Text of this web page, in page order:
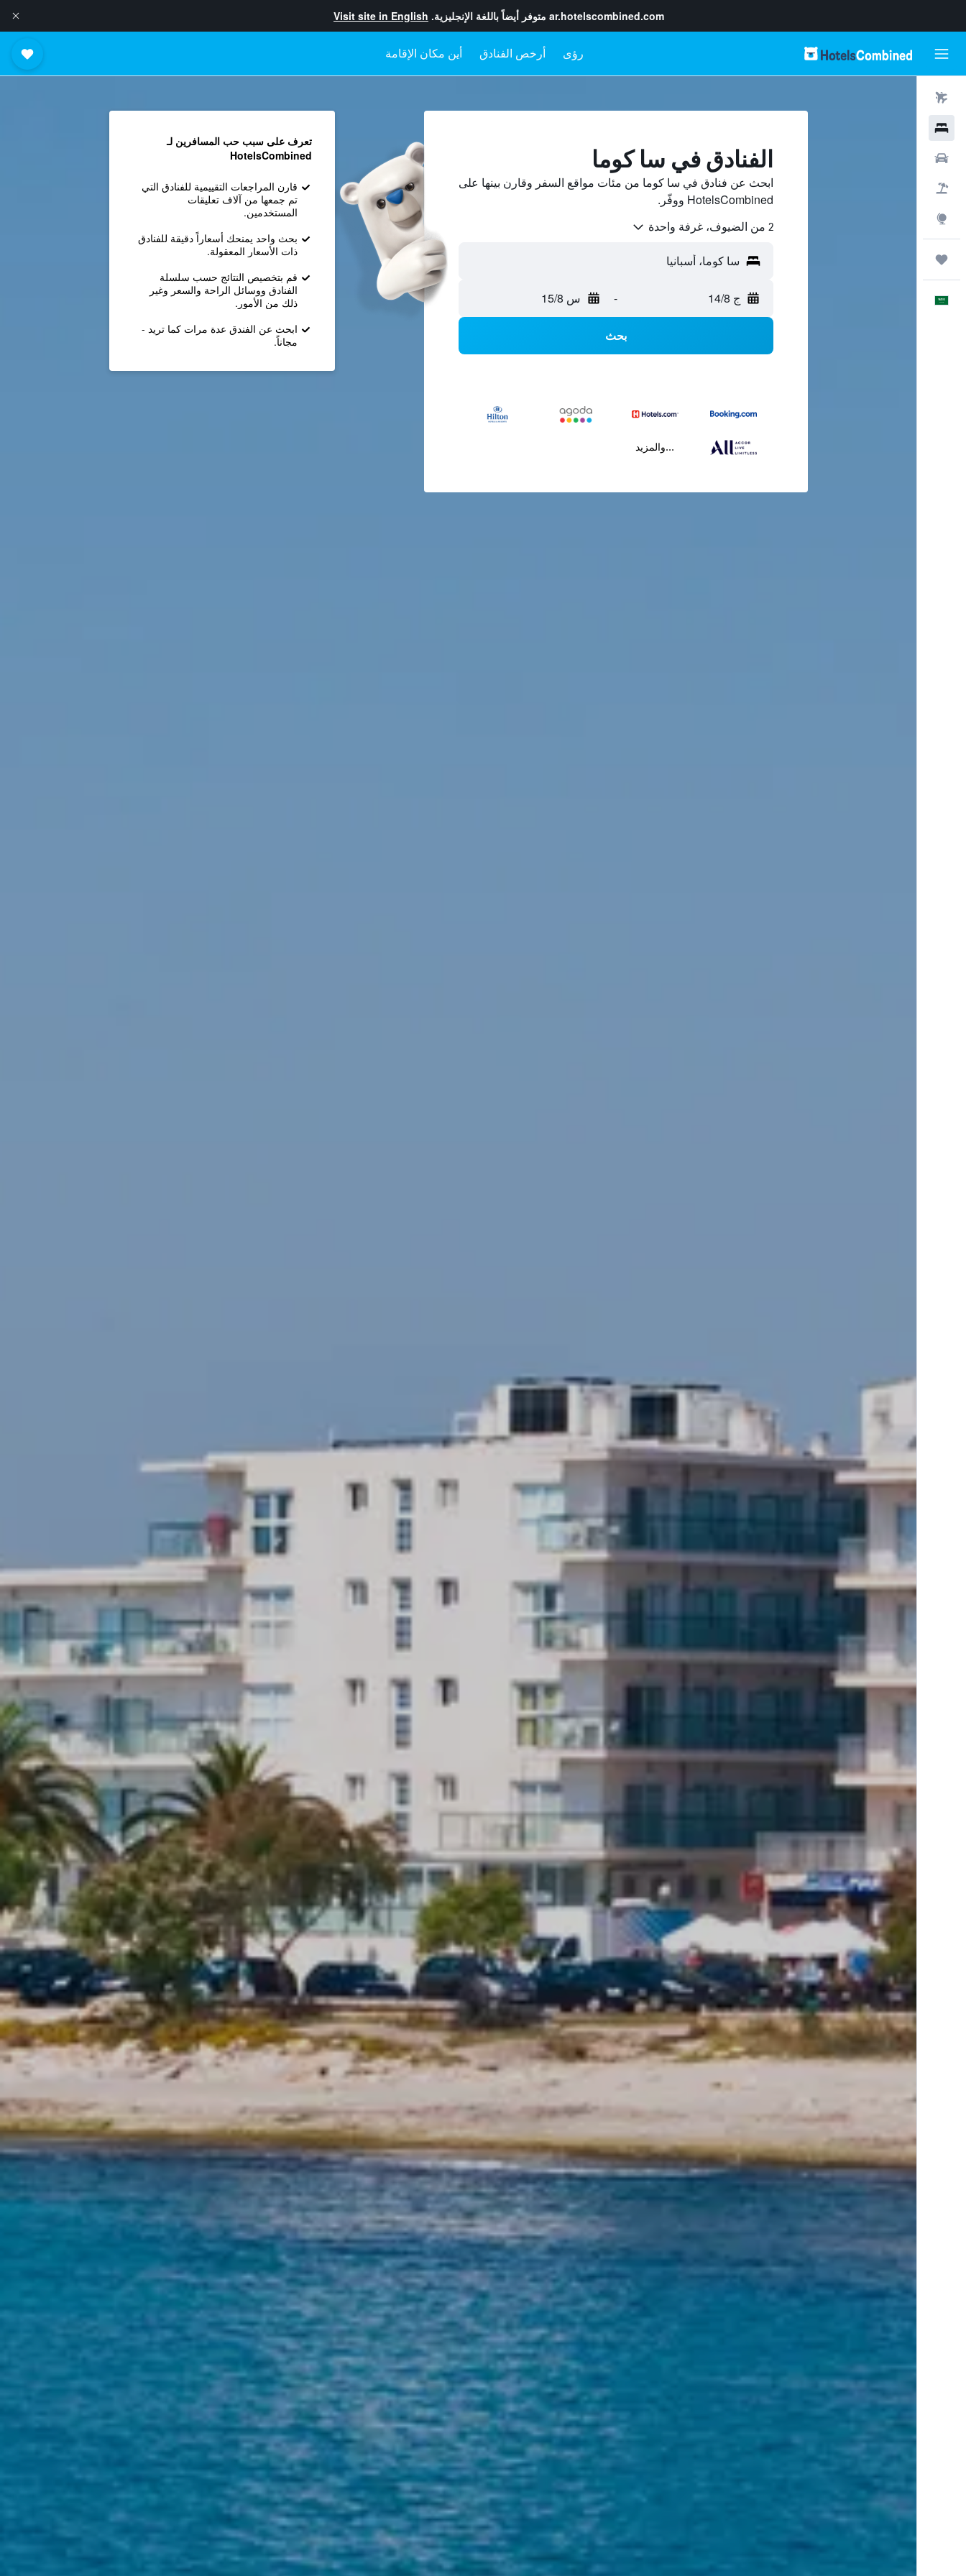
ar.hotelscombined.com متوفر أيضاً باللغة الإنجليزية. Visit site in English
رؤى أرخص الفنادق أين مكان الإقامة
الفنادق في سا كوما
ابحث عن فنادق في سا كوما من مئات مواقع السفر وقارن بينها على
HotelsCombined ووفّر.
2 من الضيوف، غرفة واحدة
ج 14/8 - س 15/8
بحث
...والمزيد
تعرف على سبب حب المسافرين لـ
HotelsCombined
قارن المراجعات التقييمية للفنادق التي
تم جمعها من آلاف تعليقات
المستخدمين.
بحث واحد يمنحك أسعاراً دقيقة للفنادق
ذات الأسعار المعقولة.
قم بتخصيص النتائج حسب سلسلة
الفنادق ووسائل الراحة والسعر وغير
ذلك من الأمور.
ابحث عن الفندق عدة مرات كما تريد -
مجاناً.